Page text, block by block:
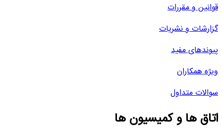
قوانین و مقررات
گزارشات و نشریات
پیوندهای مفید
ویژه همکاران
سوالات متداول
اتاق ها و کمیسیون ها